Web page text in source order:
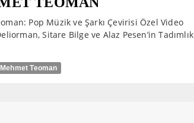
Pop Müzik ve Şarkı Çevirisi Özel Video
Sitare Bilge ve Alaz Pesen’in Tadımlık
Mehmet Teoman